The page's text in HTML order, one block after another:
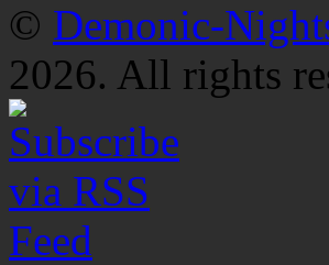
© Demonic-
2026. All rights